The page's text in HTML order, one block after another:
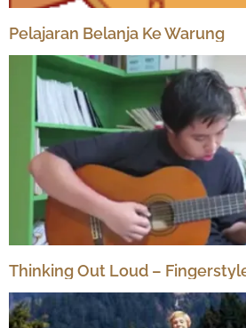
Pelajaran Belanja Ke Warung
Thinking Out Loud –